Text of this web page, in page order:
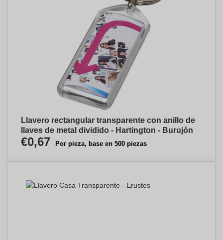
Llavero rectangular transparente con anillo de
llaves de metal dividido - Hartington - Burujón
€0,67 Por pieza, base en 500 piezas